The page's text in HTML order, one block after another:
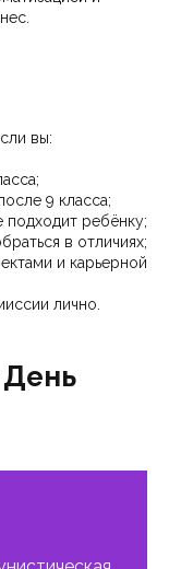
вы:
9 класса;
подходит ребёнку;
в отличиях;
и карьерной
лично.
День